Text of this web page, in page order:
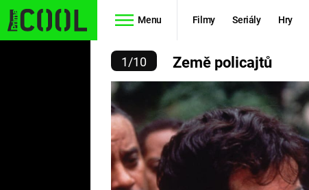
Menu Filmy Seriály Hry
SIMPSONOVI
Filmy
STAR WARS
AVENGERS
RYCHLE A
POLICAJTŮ
1/10 Země policajtů